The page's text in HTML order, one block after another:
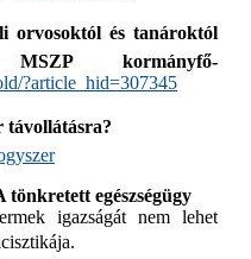
orvosoktól és tanároktól
kormányfő-
?article_hid=307345
távollátásra?
egészségügy
igazságát nem lehet